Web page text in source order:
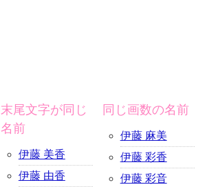
末尾文字が同じ
名前
伊藤 美香
伊藤 由香
同じ画数の名前
伊藤 麻美
伊藤 彩香
伊藤 彩音